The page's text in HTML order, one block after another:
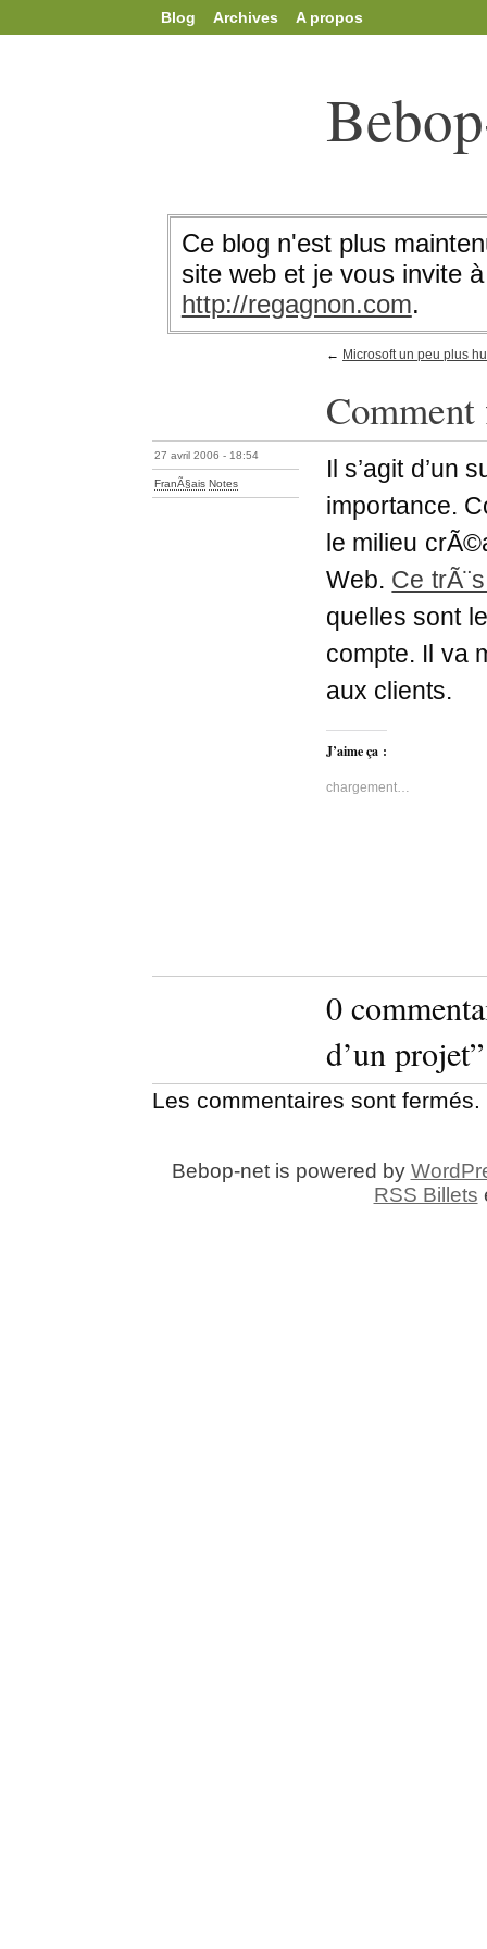
Blog Archives A propos
Ce blog n'est plus
site web et je vous invite
http://regagnon.com.
← Microsoft un peu plus
27 avril 2006 - 18:54
FranÃ§ais Notes
Il s’agit d’un
importance.
le milieu
Web. Ce
quelles sont
compte. Il va
aux clients.
J’aime ça :
chargement…
0
d’un projet”
Les commentaires sont fermés.
Bebop-net is powered by
RSS Billets